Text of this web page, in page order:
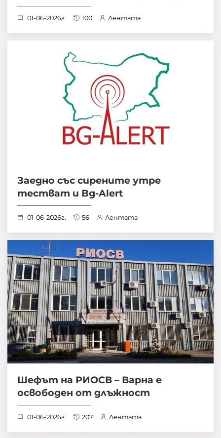
01-06-2026г. 100 Лентата
Заедно със сирените утре
тестват и Bg-Alert
01-06-2026г. 56 Лентата
Шефът на РИОСВ – Варна е
освободен от длъжност
01-06-2026г. 207 Лентата